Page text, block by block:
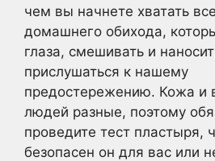
чем вы начнете хватать
домашнего обихода,
глаза, смешивать и
прислушаться к нашему
предостережению. Кожа и
людей разные, поэтому
проведите тест пластыря,
безопасен он для вас или